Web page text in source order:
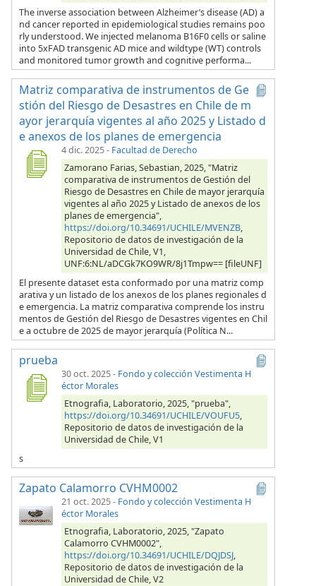
The inverse association between Alzheimer’s disease (AD) a
nd cancer reported in epidemiological studies remains poo
rly understood. We injected melanoma B16F0 cells or saline
into 5xFAD transgenic AD mice and wildtype (WT) controls
and monitored tumor growth and cognitive performa...
Matriz comparativa de instrumentos de Ge
stión del Riesgo de Desastres en Chile de m
ayor jerarquía vigentes al año 2025 y Listado d
e anexos de los planes de emergencia
4 dic. 2025- Facultad de Derecho
Zamorano Farias, Sebastian, 2025, "Matriz
comparativa de instrumentos de Gestión del
Riesgo de Desastres en Chile de mayor jerarquía
vigentes al año 2025 y Listado de anexos de los
planes de emergencia",
https://doi.org/10.34691/UCHILE/MVENZB,
Repositorio de datos de investigación de la
Universidad de Chile, V1,
UNF:6:NL/aDCGk7KO9WR/8j1Tmpw== [fileUNF]
El presente dataset esta conformado por una matriz comp
arativa y un listado de los anexos de los planes regionales d
e emergencia. La matriz comparativa comprende los instru
mentos de Gestión del Riesgo de Desastres vigentes en Chil
e a octubre de 2025 de mayor jerarquía (Política N...
prueba
30 oct. 2025- Fondo y colección Vestimenta H
éctor Morales
Etnografia, Laboratorio, 2025, "prueba",
https://doi.org/10.34691/UCHILE/VOUFU5,
Repositorio de datos de investigación de la
Universidad de Chile, V1
s
Zapato Calamorro CVHM0002
21 oct. 2025- Fondo y colección Vestimenta H
éctor Morales
Etnografia, Laboratorio, 2025, "Zapato
Calamorro CVHM0002",
https://doi.org/10.34691/UCHILE/DQJDSJ,
Repositorio de datos de investigación de la
Universidad de Chile, V2